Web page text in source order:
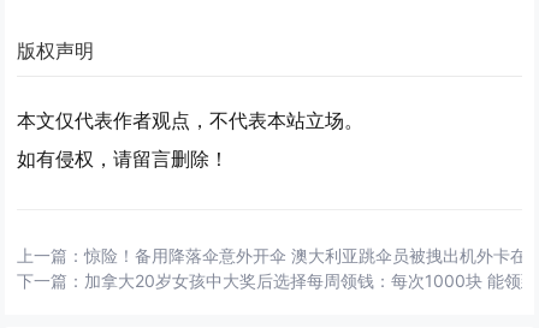
版权声明
本文仅代表作者观点，不代表本站立场。
如有侵权，请留言删除！
上一篇：惊险！备用降落伞意外开伞 澳大利亚跳伞员被拽出机外卡在
下一篇： 加拿大20岁女孩中大奖后选择每周领钱：每次1000块 能领